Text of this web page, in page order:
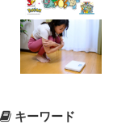
キーワード